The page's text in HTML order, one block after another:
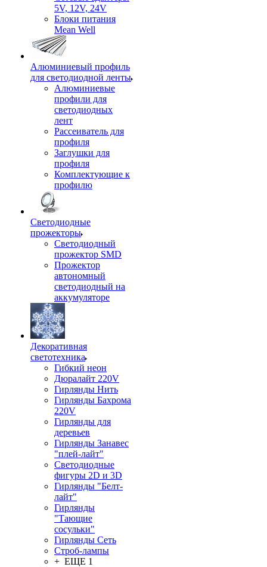
5V, 12V, 24V
Блоки питания
Mean Well
Алюминиевый профиль
для светодиодной ленты
Алюминиевые
профили для
светодиодных
лент
Рассеиватель для
профиля
Заглушки для
профиля
Комплектующие к
профилю
Светодиодные
прожекторы
Светодиодный
прожектор SMD
Прожектор
автономный
светодиодный на
аккумуляторе
Декоративная
светотехника
Гибкий неон
Дюралайт 220V
Гирлянды Нить
Гирлянды Бахрома
220V
Гирлянды для
деревьев
Гирлянды Занавес
"плей-лайт"
Светодиодные
фигуры 2D и 3D
Гирлянды "Белт-
лайт"
Гирлянды
"Тающие
сосульки"
Гирлянды Сеть
Строб-лампы
+ ЕЩЕ 1